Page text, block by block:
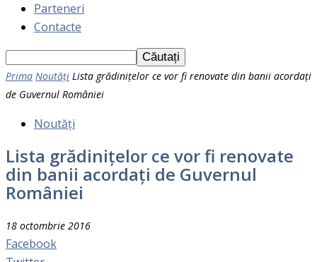
Parteneri
Contacte
Prima Noutăți Lista grădiniţelor ce vor fi renovate din banii acordaţi
de Guvernul României
Noutăți
Lista grădiniţelor ce vor fi renovate
din banii acordaţi de Guvernul
României
18 octombrie 2016
Facebook